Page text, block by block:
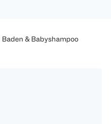
Baden & Babyshampoo